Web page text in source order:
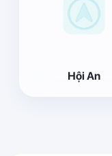
Hội An